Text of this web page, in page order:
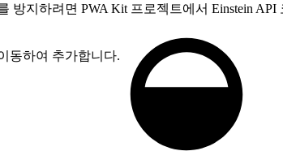
지하려면 PWA Kit 프로젝트에서 Einstein
동하여 추가합니다.